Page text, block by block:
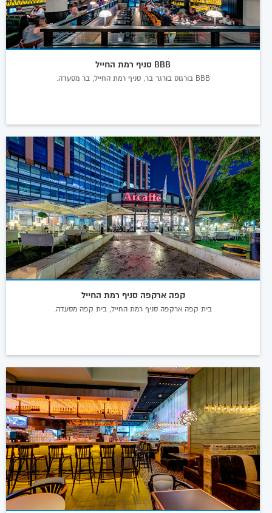
BBB סניף רמת החייל
BBB בורגוס בורגר בר, סניף רמת החייל, בר מסעדה.
קפה ארקפה סניף רמת החייל
בית קפה ארקפה סניף רמת החייל, בית קפה מסעדה.